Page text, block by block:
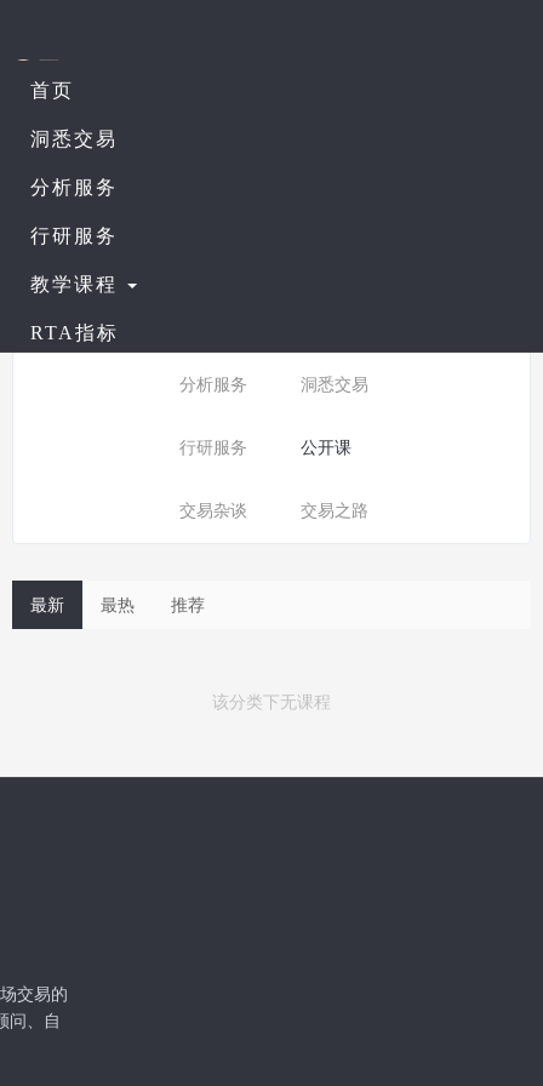
首页
洞悉交易
分析服务
行研服务
教学课程
RTA指标
课程列表
所有分类：
分析服务 洞悉交易
行研服务 公开课
交易杂谈 交易之路
最新 最热 推荐
该分类下无课程
交易的
问、自